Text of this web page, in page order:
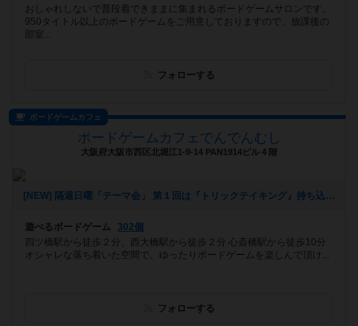
おしゃれしないで普段着できままに集まれるボードゲームサロンです。
950タイトル以上のボードゲームをご用意しておりますので、放課後の
部室...
フォローする
ボードゲームカフェ
ボードゲームカフェでんでんむし
大阪府大阪市西区北堀江1-9-14 PAN1914ビル４階
[NEW] 隔週日曜「テーマ会」 第１回は『トリックテイキング』持ち込み大歓迎！ １３時～２２時まで（2022年08月13日 14時06分）
遊べるボードゲーム
302個
四ツ橋駅から徒歩２分、西大橋駅から徒歩２分 心斎橋駅から徒歩10分
オシャレな落ち着いた空間で、ゆったりボードゲームを楽しんで頂け...
フォローする